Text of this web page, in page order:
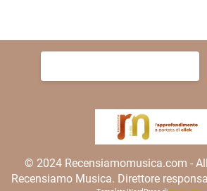
Ricerca
© 2024 Recensiamomusica.com -
Recensiamo Musica. Direttore